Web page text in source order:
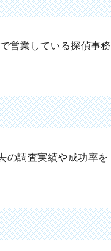
営業している探偵事務
の調査実績や成功率を